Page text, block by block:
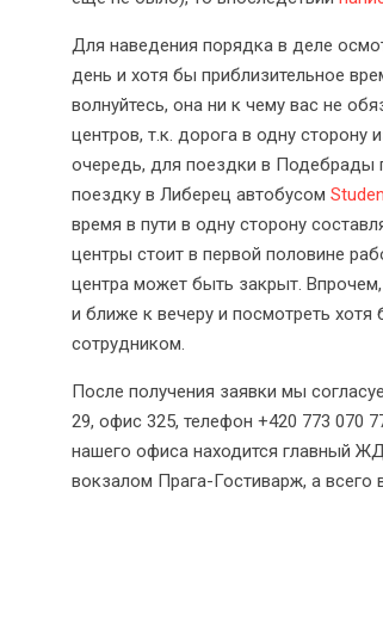
Для наведения порядка в деле
день и хотя бы приблизительное
волнуйтесь, она ни к чему вас не
центров, т.к. дорога в одну сторону
очередь, для поездки в Подебрады
поездку в Либерец автобусом
время в пути в одну сторону
центры стоит в первой половине
центра может быть закрыт.
и ближе к вечеру и посмотреть
сотрудником.
После получения заявки мы
29, офис 325, телефон +420 773 070
нашего офиса находится главный
вокзалом Прага-Гостиварж, а всего